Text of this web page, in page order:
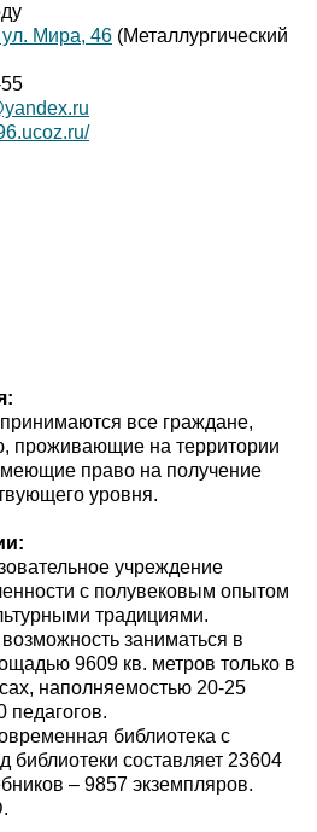
ул. Мира, 46 (Металлургический
все граждане,
проживающие на территории
право на получение
уровня.
учреждение
с полувековым опытом
традициями.
заниматься в
9609 кв. метров только в
наполняемостью 20-25
педагогов.
библиотека с
библиотеки составляет 23604
– 9857 экземпляров.